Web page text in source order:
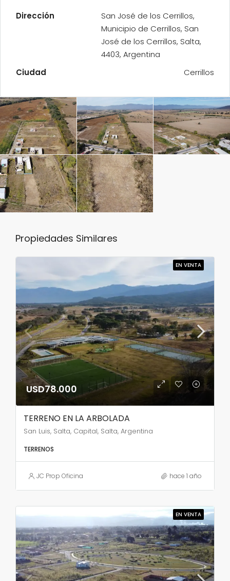
Dirección
San José de los Cerrillos,
Municipio de Cerrillos, San
José de los Cerrillos, Salta,
4403, Argentina
Ciudad
Cerrillos
Propiedades Similares
EN VENTA
USD78.000
TERRENO EN LA ARBOLADA
San Luis, Salta, Capital, Salta, Argentina
TERRENOS
JC Prop Oficina hace 1 año
EN VENTA